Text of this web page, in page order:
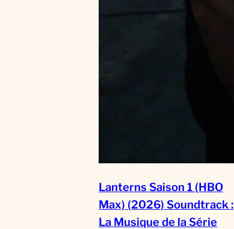
Lanterns Saison 1 (HBO
Max) (2026) Soundtrack :
La Musique de la Série